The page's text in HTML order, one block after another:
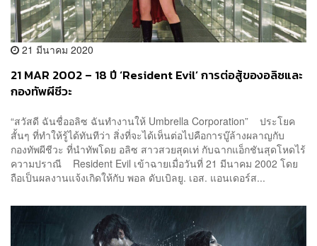
21 มีนาคม 2020
21 MAR 2002 – 18 ปี ‘Resident Evil’ การต่อสู้ของอลิซและ
กองทัพผีชีวะ
“สวัสดี ฉันชื่ออลิซ ฉันทำงานให้ Umbrella Corporation” ประโยค
สั้นๆ ที่ทำให้รู้ได้ทันทีว่า สิ่งที่จะได้เห็นต่อไปคือการบู๊ล้างผลาญกับ
กองทัพผีชีวะ ที่นำทัพโดย อลิซ สาวสวยสุดเท่ กับฉากแอ็กชันสุดโหดไร้
ความปราณี Resident Evil เข้าฉายเมื่อวันที่ 21 มีนาคม 2002 โดย
ถือเป็นผลงานแจ้งเกิดให้กับ พอล ดับเบิลยู. เอส. แอนเดอร์ส...